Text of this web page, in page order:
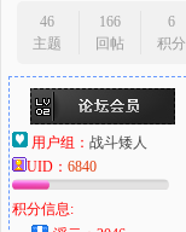
46
主题
166
回帖
6
积分
用户组： 战斗矮人
UID： 6840
积分信息: